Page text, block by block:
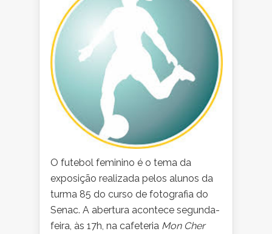
O futebol feminino é o tema da
exposição realizada pelos alunos da
turma 85 do curso de fotografia do
Senac. A abertura acontece segunda-
feira, às 17h, na cafeteria Mon Cher